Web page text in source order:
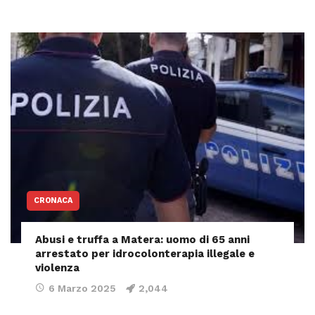
CRONACA
Abusi e truffa a Matera: uomo di 65 anni
arrestato per idrocolonterapia illegale e
violenza
6 Marzo 2025 2,044